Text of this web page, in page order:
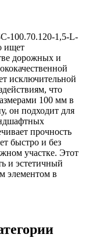
100.70.120-1,5-L-
ищет
дорожных и
исключительной
что
100 мм в
он подходит для
прочность
быстро и без
участке. Этот
и эстетичный
элементом в